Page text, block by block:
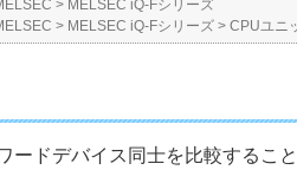
> MELSEC iQ-Fシリーズ
> MELSEC iQ-Fシリーズ > CPUユニ
ドデバイス同士を比較すること